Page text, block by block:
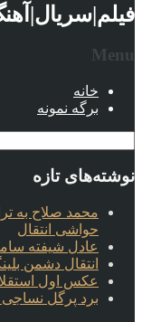
Menu
خانه
برگه نمونه
نوشته‌های تازه
محمد صلاح به
حواشی انتقال
عادل شیفته
انتقال دشمن
عکس اول
برد پرگل